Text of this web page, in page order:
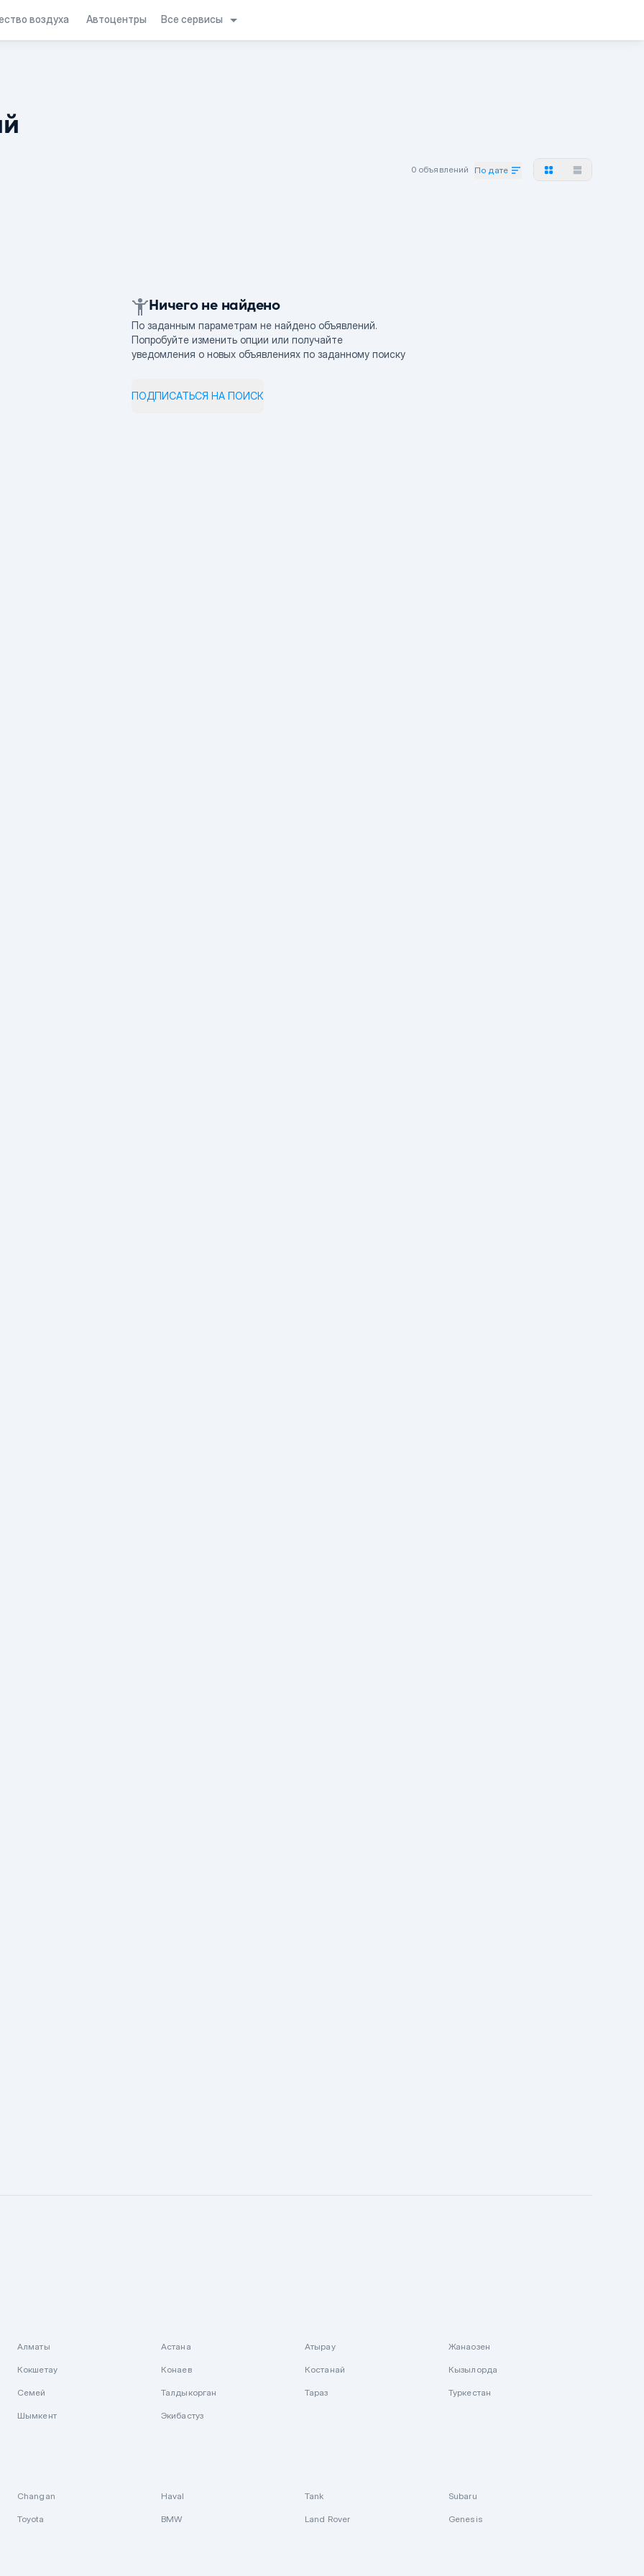
воздуха Автоцентры Все сервисы
0 объявлений По дате
Ничего не найдено
По заданным параметрам не найдено объявлений.
Попробуйте изменить опции или получайте
уведомления о новых объявлениях по заданному поиску
ПОДПИСАТЬСЯ НА ПОИСК
Алматы Астана Атырау Жанаозен
Кокшетау Конаев Костанай Кызылорда
Семей Талдыкорган Тараз Туркестан
Шымкент Экибастуз
Changan Haval Tank Subaru
Toyota BMW Land Rover Genesis